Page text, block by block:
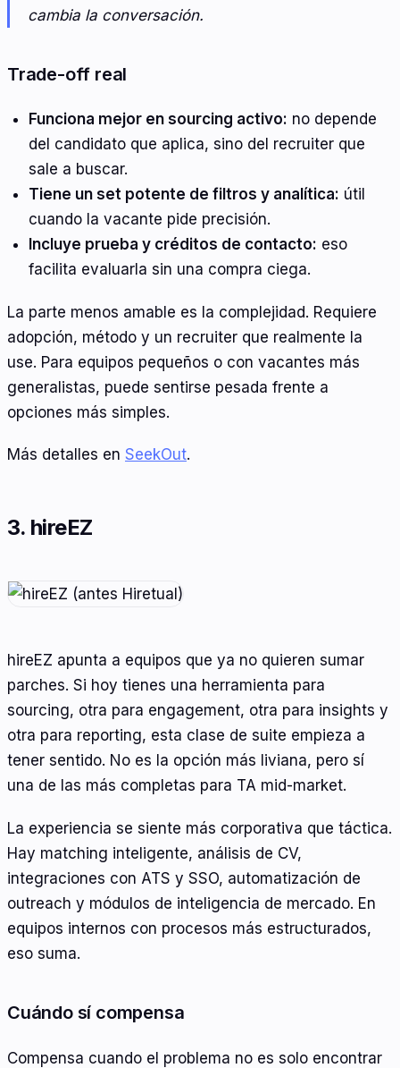
cambia la conversación.
Trade-off real
Funciona mejor en sourcing activo: no depende
del candidato que aplica, sino del recruiter que
sale a buscar.
Tiene un set potente de filtros y analítica: útil
cuando la vacante pide precisión.
Incluye prueba y créditos de contacto: eso
facilita evaluarla sin una compra ciega.
La parte menos amable es la complejidad. Requiere
adopción, método y un recruiter que realmente la
use. Para equipos pequeños o con vacantes más
generalistas, puede sentirse pesada frente a
opciones más simples.
Más detalles en SeekOut.
3. hireEZ
hireEZ apunta a equipos que ya no quieren sumar
parches. Si hoy tienes una herramienta para
sourcing, otra para engagement, otra para insights y
otra para reporting, esta clase de suite empieza a
tener sentido. No es la opción más liviana, pero sí
una de las más completas para TA mid-market.
La experiencia se siente más corporativa que táctica.
Hay matching inteligente, análisis de CV,
integraciones con ATS y SSO, automatización de
outreach y módulos de inteligencia de mercado. En
equipos internos con procesos más estructurados,
eso suma.
Cuándo sí compensa
Compensa cuando el problema no es solo encontrar